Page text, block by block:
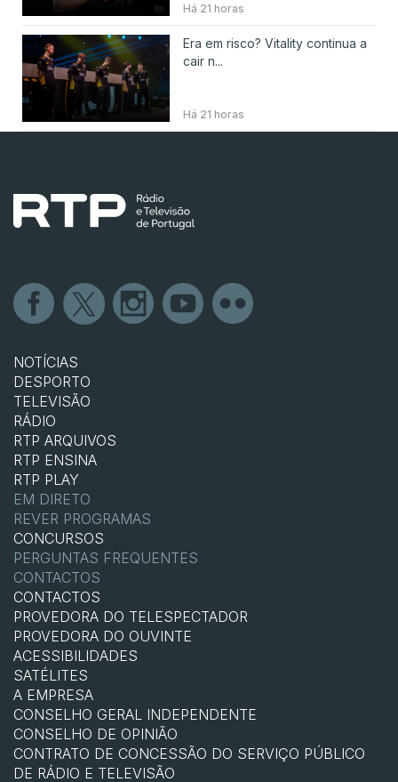
Há 21 horas
Era em risco? Vitality continua a
cair n...
Há 21 horas
NOTÍCIAS
DESPORTO
TELEVISÃO
RÁDIO
RTP ARQUIVOS
RTP ENSINA
RTP PLAY
EM DIRETO
REVER PROGRAMAS
CONCURSOS
PERGUNTAS FREQUENTES
CONTACTOS
CONTACTOS
PROVEDORA DO TELESPECTADOR
PROVEDORA DO OUVINTE
ACESSIBILIDADES
SATÉLITES
A EMPRESA
CONSELHO GERAL INDEPENDENTE
CONSELHO DE OPINIÃO
CONTRATO DE CONCESSÃO DO SERVIÇO PÚBLICO
DE RÁDIO E TELEVISÃO